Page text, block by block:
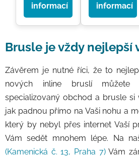
informací
informací
Brusle je vždy nejlepší
Závěrem je nutné říci, že to
nových inline bruslí můžete
specializovaný obchod a brusle si
jak padnou přímo na Vaši nohu a
který by nebyl přes internet Vaší
Vám sedět mnohem lépe. Na
(Kamenická č. 13, Praha 7)Vám